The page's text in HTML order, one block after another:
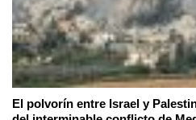
El polvorín entre Israel y